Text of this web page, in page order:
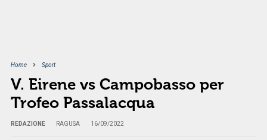
Home Sport
V. Eirene vs Campobasso per
Trofeo Passalacqua
REDAZIONE RAGUSA 16/09/2022